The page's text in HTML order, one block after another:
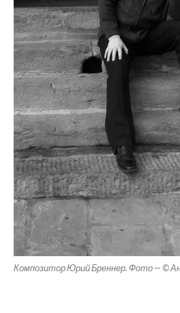
Композитор Юрий Бреннер. Фото — ©